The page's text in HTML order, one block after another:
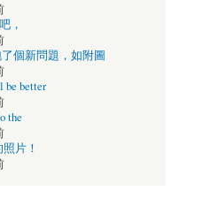
，
個新問題，如附圖
be better
the
片！